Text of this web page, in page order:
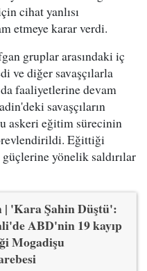
cihat yanlısı
etmeye karar verdi.
gruplar arasındaki iç
ve diğer savaşçılarla
faaliyetlerine devam
savaşçıların
askeri eğitim sürecinin
Eğittiği
yönelik saldırılar
| 'Kara Şahin Düştü':
ABD'nin 19 kayıp
Mogadişu